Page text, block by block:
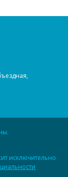
исключительно